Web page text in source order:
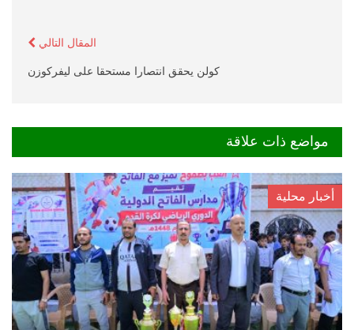
المقال التالي
كولن يحقق انتصارا مستحقا على ليفركوزن
مواضع ذات علاقة
أخبار محلية